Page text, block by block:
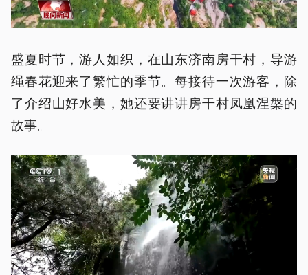
盛夏时节，游人如织，在山东济南房干村，导游
绳春花迎来了繁忙的季节。每接待一次游客，除
了介绍山好水美，她还要讲讲房干村凤凰涅槃的
故事。